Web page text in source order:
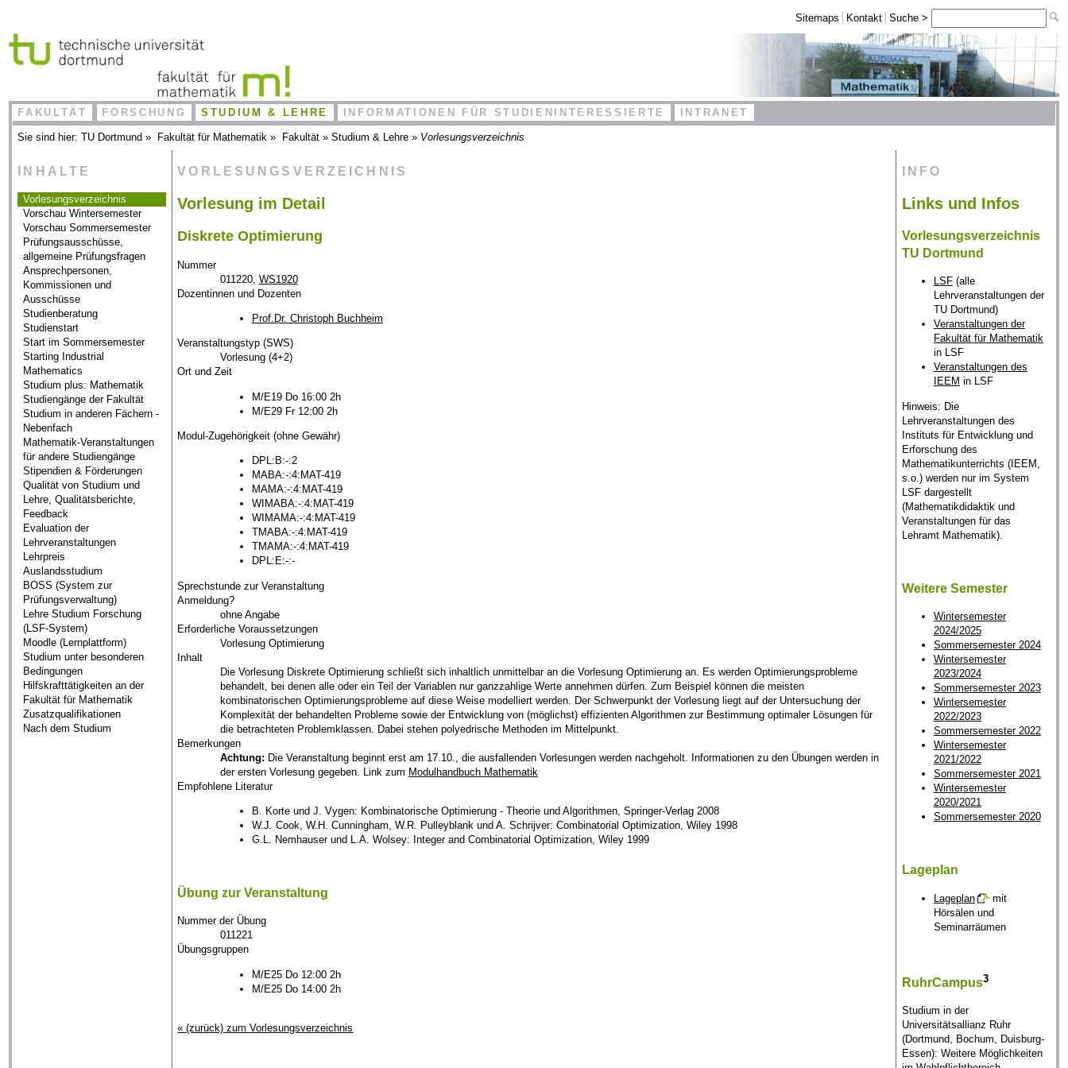
Sitemaps Kontakt Suche >
FAKULTÄT FORSCHUNG STUDIUM & LEHRE INFORMATIONEN FÜR STUDIENINTERESSIERTE INTRANET
Sie sind hier:TU Dortmund » Fakultät für Mathematik » Fakultät »Studium & Lehre » Vorlesungsverzeichnis
INHALTE
Vorlesungsverzeichnis
Vorschau Wintersemester
Vorschau Sommersemester
Prüfungsausschüsse,
allgemeine Prüfungsfragen
Ansprechpersonen,
Kommissionen und
Ausschüsse
Studienberatung
Studienstart
Start im Sommersemester
Starting Industrial
Mathematics
Studium plus: Mathematik
Studiengänge der Fakultät
Studium in anderen Fächern -
Nebenfach
Mathematik-Veranstaltungen
für andere Studiengänge
Stipendien & Förderungen
Qualität von Studium und
Lehre, Qualitätsberichte,
Feedback
Evaluation der
Lehrveranstaltungen
Lehrpreis
Auslandsstudium
BOSS (System zur
Prüfungsverwaltung)
Lehre Studium Forschung
(LSF-System)
Moodle (Lernplattform)
Studium unter besonderen
Bedingungen
Hilfskrafttätigkeiten an der
Fakultät für Mathematik
Zusatzqualifikationen
Nach dem Studium
VORLESUNGSVERZEICHNIS
Vorlesung im Detail
Diskrete Optimierung
Nummer
011220, WS1920
Dozentinnen und Dozenten
Prof.Dr. Christoph Buchheim
Veranstaltungstyp (SWS)
Vorlesung (4+2)
Ort und Zeit
M/E19 Do 16:00 2h
M/E29 Fr 12:00 2h
Modul-Zugehörigkeit (ohne Gewähr)
DPL:B:-:2
MABA:-:4:MAT-419
MAMA:-:4:MAT-419
WIMABA:-:4:MAT-419
WIMAMA:-:4:MAT-419
TMABA:-:4:MAT-419
TMAMA:-:4:MAT-419
DPL:E:-:-
Sprechstunde zur Veranstaltung
Anmeldung?
ohne Angabe
Erforderliche Voraussetzungen
Vorlesung Optimierung
Inhalt
Die Vorlesung Diskrete Optimierung schließt sich inhaltlich unmittelbar an die Vorlesung Optimierung an. Es werden Optimierungsprobleme
behandelt, bei denen alle oder ein Teil der Variablen nur ganzzahlige Werte annehmen dürfen. Zum Beispiel können die meisten
kombinatorischen Optimierungsprobleme auf diese Weise modelliert werden. Der Schwerpunkt der Vorlesung liegt auf der Untersuchung der
Komplexität der behandelten Probleme sowie der Entwicklung von (möglichst) effizienten Algorithmen zur Bestimmung optimaler Lösungen für
die betrachteten Problemklassen. Dabei stehen polyedrische Methoden im Mittelpunkt.
Bemerkungen
Achtung: Die Veranstaltung beginnt erst am 17.10., die ausfallenden Vorlesungen werden nachgeholt. Informationen zu den Übungen werden in
der ersten Vorlesung gegeben. Link zum Modulhandbuch Mathematik
Empfohlene Literatur
B. Korte und J. Vygen: Kombinatorische Optimierung - Theorie und Algorithmen, Springer-Verlag 2008
W.J. Cook, W.H. Cunningham, W.R. Pulleyblank und A. Schrijver: Combinatorial Optimization, Wiley 1998
G.L. Nemhauser und L.A. Wolsey: Integer and Combinatorial Optimization, Wiley 1999
Übung zur Veranstaltung
Nummer der Übung
011221
Übungsgruppen
M/E25 Do 12:00 2h
M/E25 Do 14:00 2h
« (zurück) zum Vorlesungsverzeichnis
INFO
Links und Infos
Vorlesungsverzeichnis
TU Dortmund
LSF(alle
Lehrveranstaltungen der
TU Dortmund)
Veranstaltungen der
Fakultät für Mathematik
in LSF
Veranstaltungen des
IEEM in LSF
Hinweis: Die
Lehrveranstaltungen des
Instituts für Entwicklung und
Erforschung des
Mathematikunterrichts (IEEM,
s.o.) werden nur im System
LSF dargestellt
(Mathematikdidaktik und
Veranstaltungen für das
Lehramt Mathematik).
Weitere Semester
Wintersemester
2024/2025
Sommersemester 2024
Wintersemester
2023/2024
Sommersemester 2023
Wintersemester
2022/2023
Sommersemester 2022
Wintersemester
2021/2022
Sommersemester 2021
Wintersemester
2020/2021
Sommersemester 2020
Lageplan
Lageplan
mit
Hörsälen und
Seminarräumen
RuhrCampus3
Studium in der
Universitätsallianz Ruhr
(Dortmund, Bochum, Duisburg-
Essen): Weitere Möglichkeiten